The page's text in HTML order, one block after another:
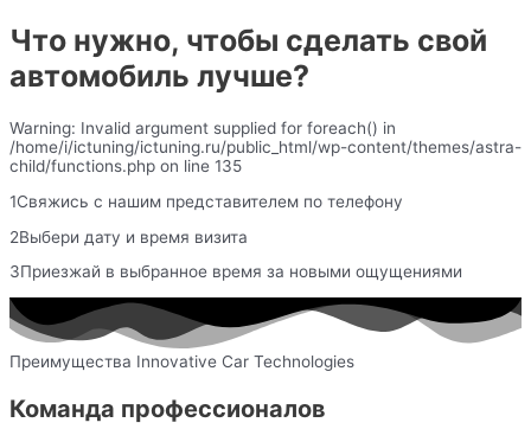
Что нужно, чтобы сделать свой
автомобиль лучше?
Warning: Invalid argument supplied for foreach() in
/home/i/ictuning/ictuning.ru/public_html/wp-content/themes/astra-
child/functions.php on line 135
1Свяжись с нашим представителем по телефону
2Выбери дату и время визита
3Приезжай в выбранное время за новыми ощущениями
Преимущества Innovative Car Technologies
Команда профессионалов